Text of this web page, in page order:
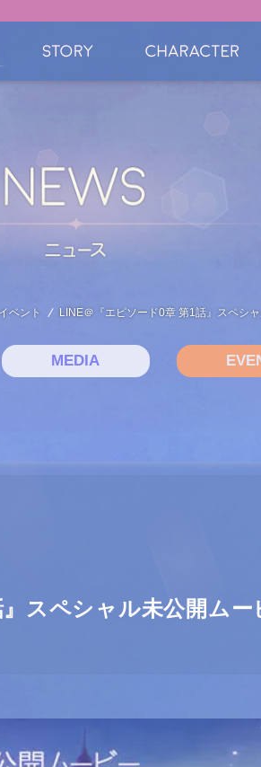
イベント LINE＠『エピソード0章 第1話』スペシ
MEDIA
スペシャル未公開ムー